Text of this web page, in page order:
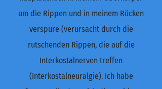
um die Rippen und in meinem Rücken
verspüre (verursacht durch die
rutschenden Rippen, die auf die
Interkostalnerven treffen
(Interkostalneuralgie). Ich habe